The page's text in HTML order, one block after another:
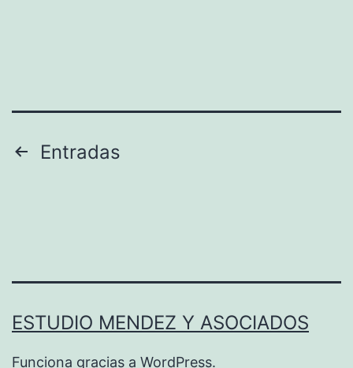
Paginación
Entradas
ESTUDIO MENDEZ Y ASOCIADOS
Funciona gracias a WordPress.